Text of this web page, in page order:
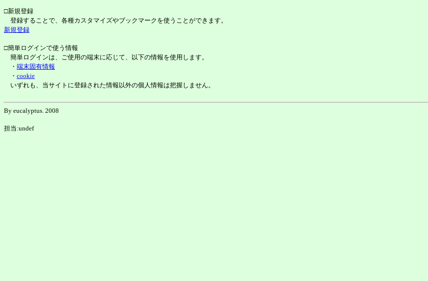
□新規登録
登録することで、各種カスタマイズやブックマークを使うことができます。
新規登録
□簡単ログインで使う情報
簡単ログインは、ご使用の端末に応じて、以下の情報を使用します。
・ 端末固有情報
・ cookie
いずれも、当サイトに登録された情報以外の個人情報は把握しません。
By eucalyptus. 2008
担当:undef